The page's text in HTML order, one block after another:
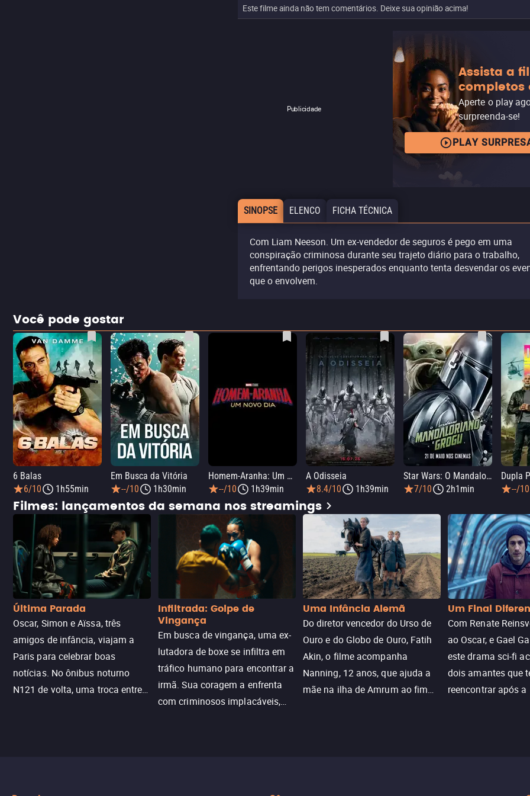
Este filme ainda não tem comentários. Deixe sua opinião acima!
Publicidade
Assista a
completos
Aperte o play
surpreenda-se!
PLAY
SINOPSE ELENCO FICHA TÉCNICA
Com Liam Neeson. Um ex-vendedor de seguros é pego em uma
conspiração criminosa durante seu trajeto diário para o trabalho,
enfrentando perigos inesperados enquanto tenta desvendar os
que o envolvem.
Você pode gostar
6 Balas
6/10
1h55min
Em Busca da Vitória
--/10
1h30min
Homem-Aranha: Um Novo Dia
--/10
1h39min
A Odisseia
8.4/10
1h39min
Star Wars: O Mandaloriano e Grogu
7/10
2h1min
Dupla
--/10
Filmes: lançamentos da semana nos streamings
Última Parada
Oscar, Simon e Aïssa, três
amigos de infância, viajam a
Paris para celebrar boas
notícias. No ônibus noturno
N121 de volta, uma troca entre
Infiltrada: Golpe de
Vingança
Em busca de vingança, uma ex-
lutadora de boxe se infiltra em
tráfico humano para encontrar a
irmã. Sua coragem a enfrenta
com criminosos implacáveis,
Uma Infância Alemã
Do diretor vencedor do Urso de
Ouro e do Globo de Ouro, Fatih
Akin, o filme acompanha
Nanning, 12 anos, que ajuda a
mãe na ilha de Amrum ao fim
Um Final
Com Renate
ao Oscar, e Gael
este drama sci-fi
dois amantes que
reencontrar após